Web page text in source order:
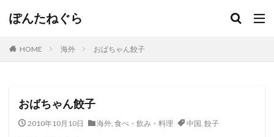
ぽんたねぐら
HOME 海外 おばちゃん餃子
おばちゃん餃子
2010年10月10日 海外, 食べ・飲み・料理 中国, 餃子